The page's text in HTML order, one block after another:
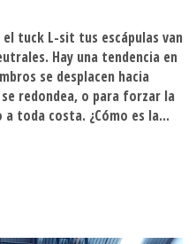
SIT
NIVEL
1
el tuck L-sit tus escápulas van
Hay una tendencia en
se desplacen hacia
redondea, o para forzar la
toda costa. ¿Cómo es la...